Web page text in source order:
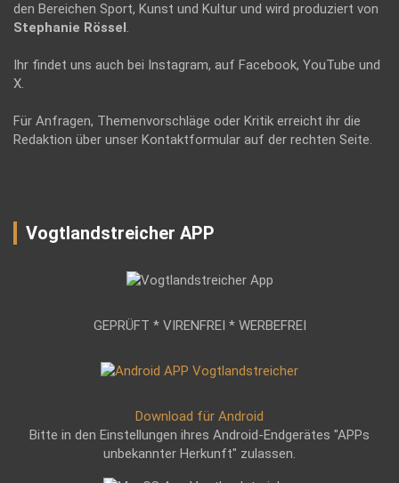
den Bereichen Sport, Kunst und Kultur und wird produziert von
Stephanie Rössel .
Ihr findet uns auch bei Instagram, auf Facebook, YouTube und
X.
Für Anfragen, Themenvorschläge oder Kritik erreicht ihr die
Redaktion über unser Kontaktformular auf der rechten Seite.
Vogtlandstreicher APP
GEPRÜFT * VIRENFREI * WERBEFREI
Download für Android
Bitte in den Einstellungen ihres Android-Endgerätes "APPs
unbekannter Herkunft" zulassen.